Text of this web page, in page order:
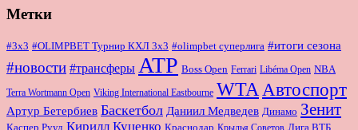
Метки
#3x3 #OLIMPBET Турнир КХЛ 3x3 #olimpbet суперлига #итоги сезона
#новости #трансферы ATP Boss Open Ferrari Libéma Open NBA
Terra Wortmann Open Viking International Eastbourne WTA Автоспорт
Артур Бетербиев Баскетбол Даниил Медведев Динамо Зенит
Каспер Рууд Кирилл Куценко Краснодар Крылья Советов Лига ВТБ